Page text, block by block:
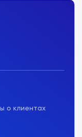
о клиентах